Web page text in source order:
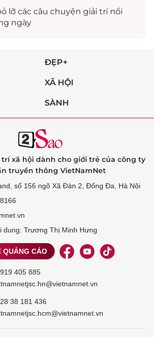
lỡ các câu chuyện giải trínổi
ngày
ĐẸP+
XÃ HỘI
SÀNH
xã hội dành cho giới trẻ của công ty
truyền thông VietNamNet
số 156 ngõ Xã Đàn 2, Đống Đa, Hà Nội
dung: Trương Thị Minh Hưng
QUẢNG CÁO
405 885
38 181 436